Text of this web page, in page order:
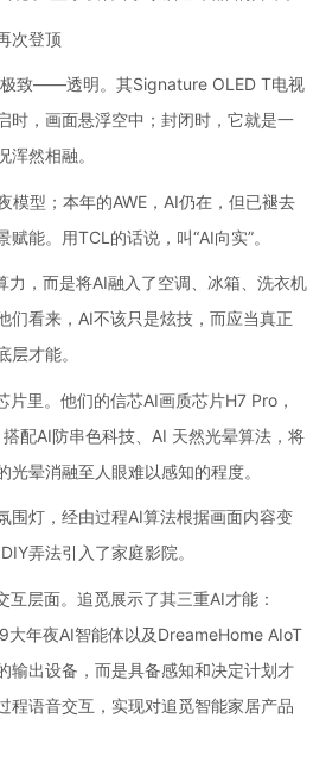
次登顶
极致——透明。其Signature OLED T电视
时，画面悬浮空中；封闭时，它就是一
然相融。
模型；本年的AWE，AI仍在，但已褪去
能。用TCL的话说，叫“AI向实”。
力，而是将AI融入了空调、冰箱、洗衣机
们看来，AI不该只是炫技，而应当真正
层才能。
片里。他们的信芯AI画质芯片H7 Pro，
配AI防串色科技、AI 天然光晕算法，将
光晕消融至人眼难以感知的程度。
围灯，经由过程AI算法根据画面内容变
弄法引入了家庭影院。
层面。追觅展示了其三重AI才能：
大年夜AI智能体以及DreameHome AIoT
输出设备，而是具备感知和决定计划才
程语音交互，实现对追觅智能家居产品